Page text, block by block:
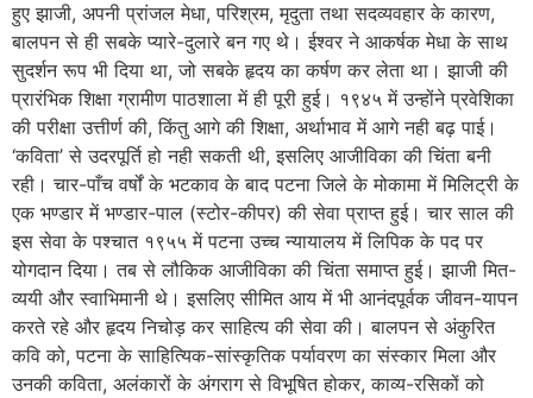
हुए झाजी, अपनी प्रांजल मेधा, परिश्रम, मृदुता तथा सदव्यवहार के कारण,
बालपन से ही सबके प्यारे-दुलारे बन गए थे। ईश्वर ने आकर्षक मेधा के साथ
सुदर्शन रूप भी दिया था, जो सबके हृदय का कर्षण कर लेता था। झाजी की
प्रारंभिक शिक्षा ग्रामीण पाठशाला में ही पूरी हुई। १९४५ में उन्होंने प्रवेशिका
की परीक्षा उत्तीर्ण की, किंतु आगे की शिक्षा, अर्थाभाव में आगे नही बढ़ पाई।
‘कविता’ से उदरपूर्ति हो नही सकती थी, इसलिए आजीविका की चिंता बनी
रही। चार-पाँच वर्षों के भटकाव के बाद पटना जिले के मोकामा में मिलिट्री के
एक भण्डार में भण्डार-पाल (स्टोर-कीपर) की सेवा प्राप्त हुई। चार साल की
इस सेवा के पश्चात १९५५ में पटना उच्च न्यायालय में लिपिक के पद पर
योगदान दिया। तब से लौकिक आजीविका की चिंता समाप्त हुई। झाजी मित-
व्ययी और स्वाभिमानी थे। इसलिए सीमित आय में भी आनंदपूर्वक जीवन-यापन
करते रहे और हृदय निचोड़ कर साहित्य की सेवा की। बालपन से अंकुरित
कवि को, पटना के साहित्यिक-सांस्कृतिक पर्यावरण का संस्कार मिला और
उनकी कविता, अलंकारों के अंगराग से विभूषित होकर, काव्य-रसिकों को